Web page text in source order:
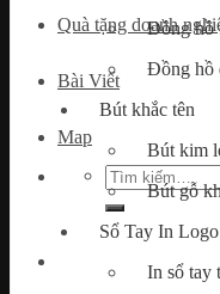
Quà tặng doanh
Bài Viết
Map
Tìm
kiếm:
Đồng hồ
Đồng hồ
Bút khắc tên
Bút kim
Bút gỗ
Sổ Tay In Logo
In sổ tay